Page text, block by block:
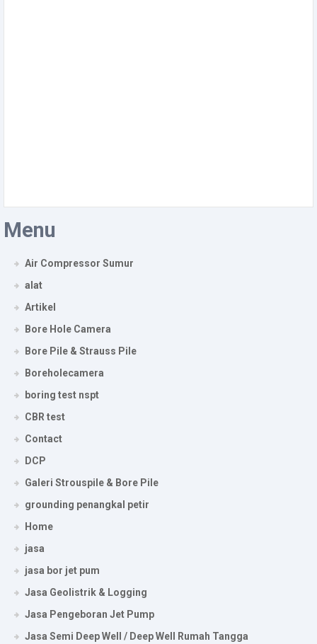
Menu
Air Compressor Sumur
alat
Artikel
Bore Hole Camera
Bore Pile & Strauss Pile
Boreholecamera
boring test nspt
CBR test
Contact
DCP
Galeri Strouspile & Bore Pile
grounding penangkal petir
Home
jasa
jasa bor jet pum
Jasa Geolistrik & Logging
Jasa Pengeboran Jet Pump
Jasa Semi Deep Well / Deep Well Rumah Tangga